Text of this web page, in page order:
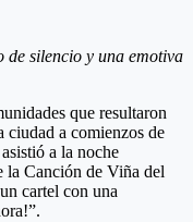
de silencio y una emotiva
que resultaron
ciudad a comienzos de
a la noche
la Canción de Viña del
cartel con una